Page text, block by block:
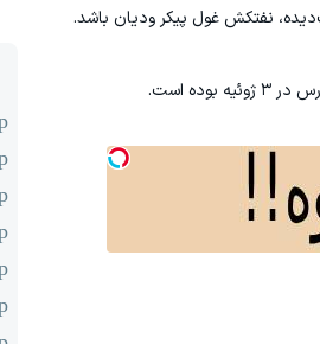
نفتکش غول پیکر ودیان باشد.
است.